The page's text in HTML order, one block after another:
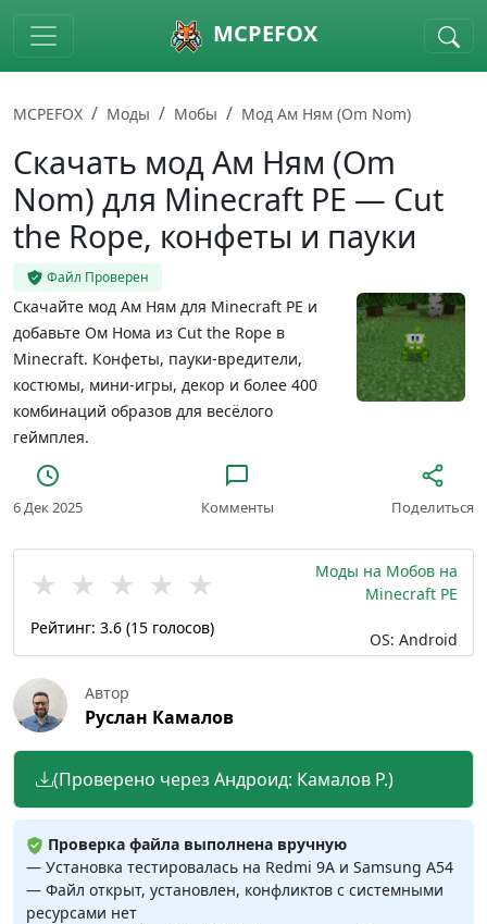
Skip to main content MCPEFOX
MCPEFOX Моды Мобы Мод Ам Ням (Om Nom)
Скачать мод Ам Ням (Om
Nom) для Minecraft PE — Cut
the Rope, конфеты и пауки
Файл Проверен
Скачайте мод Ам Ням для Minecraft PE и
добавьте Ом Нома из Cut the Rope в
Minecraft. Конфеты, пауки-вредители,
костюмы, мини-игры, декор и более 400
комбинаций образов для весёлого
геймплея.
6 Дек 2025 Комменты Поделиться
★ ★ ★ ★ ★
Рейтинг: 3.6 (15 голосов)
Моды на Мобов на
Minecraft PE
OS: Android
Автор
Руслан Камалов
(Проверено через Андроид: Камалов Р.)
Проверка файла выполнена вручную
— Установка тестировалась на Redmi 9A и Samsung A54
— Файл открыт, установлен, конфликтов с системными
ресурсами нет